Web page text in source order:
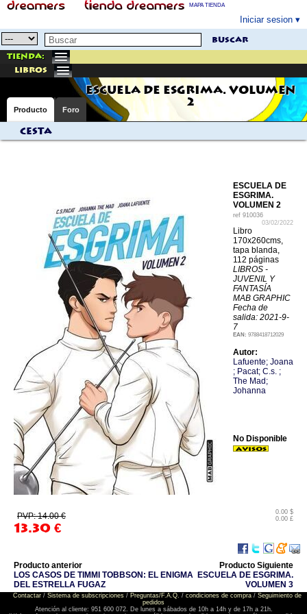
MAPA TIENDA
Iniciar sesion
buscar
Tienda:
libros
ESCUELA DE ESGRIMA. VOLUMEN
2
Producto Foro
Cesta
ESCUELA DE
ESGRIMA.
VOLUMEN 2
ref 910036
03/02/2022
Libro
170x260cms,
tapa blanda,
112 páginas
LIBROS -
JUVENIL Y
FANTASÍA
MAB GRAPHIC
Fecha de
salida: 2021-9-
7
EAN: 9788418712029
Autor:
Lafuente; Joana
; Pacat; C.s. ;
The Mad;
Johanna
PVP: 14.00 €
13.30 €
0.00 $
0.00 £
No Disponible
Producto anterior
LOS CASOS DE TIMMI TOBBSON: EL ENIGMA
DEL ESTRELLA FUGAZ
Producto Siguiente
ESCUELA DE ESGRIMA.
VOLUMEN 3
Contactar/ Sistema de subscripciones/ Preguntas/F.A.Q. / condiciones de compra/ Seguimiento de
pedidos
Atención al cliente: 951 600 072. De lunes a sábados de 10h a 14h y de 17h a 21h.